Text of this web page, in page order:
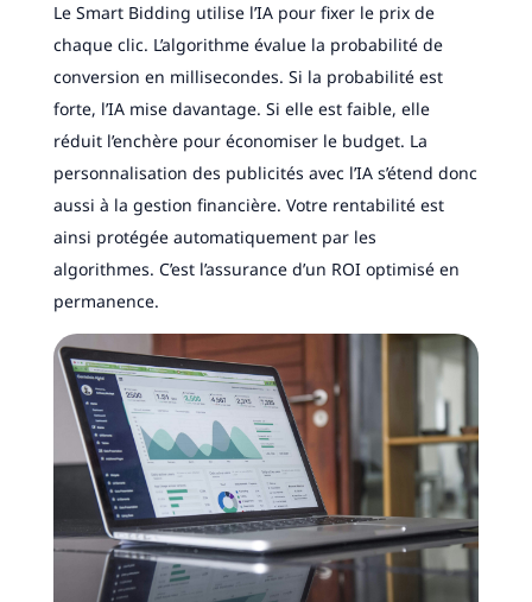
Le Smart Bidding utilise l’IA pour fixer le prix de
chaque clic. L’algorithme évalue la probabilité de
conversion en millisecondes. Si la probabilité est
forte, l’IA mise davantage. Si elle est faible, elle
réduit l’enchère pour économiser le budget. La
personnalisation des publicités avec l’IA s’étend donc
aussi à la gestion financière. Votre rentabilité est
ainsi protégée automatiquement par les
algorithmes. C’est l’assurance d’un ROI optimisé en
permanence.